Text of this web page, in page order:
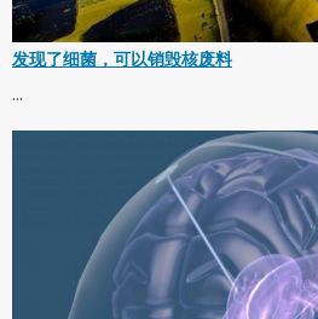
发现了细菌，可以销毁核废料
...